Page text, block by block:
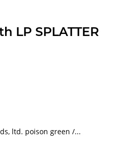
LP SPLATTER
ltd. poison green /...